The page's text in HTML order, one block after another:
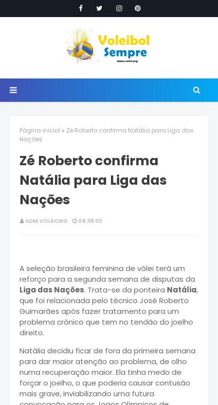
Página inicial
Zé Roberto confirma Natália para Liga das
Nações
Zé Roberto confirma
Natália para Liga das
Nações
ADM VOLEIORG 04:38:00
A seleção brasileira feminina de vôlei terá um
reforço para a segunda semana de disputas da
Liga das Nações. Trata-se da ponteira Natália,
que foi relacionada pelo técnico José Roberto
Guimarães após fazer tratamento para um
problema crônico que tem no tendão do joelho
direito.
Natália decidiu ficar de fora da primeira semana
para dar maior atenção ao problema, de olho
numa recuperação maior. Ela tinha medo de
forçar o joelho, o que poderia causar contusão
mais grave, inviabilizando uma futura